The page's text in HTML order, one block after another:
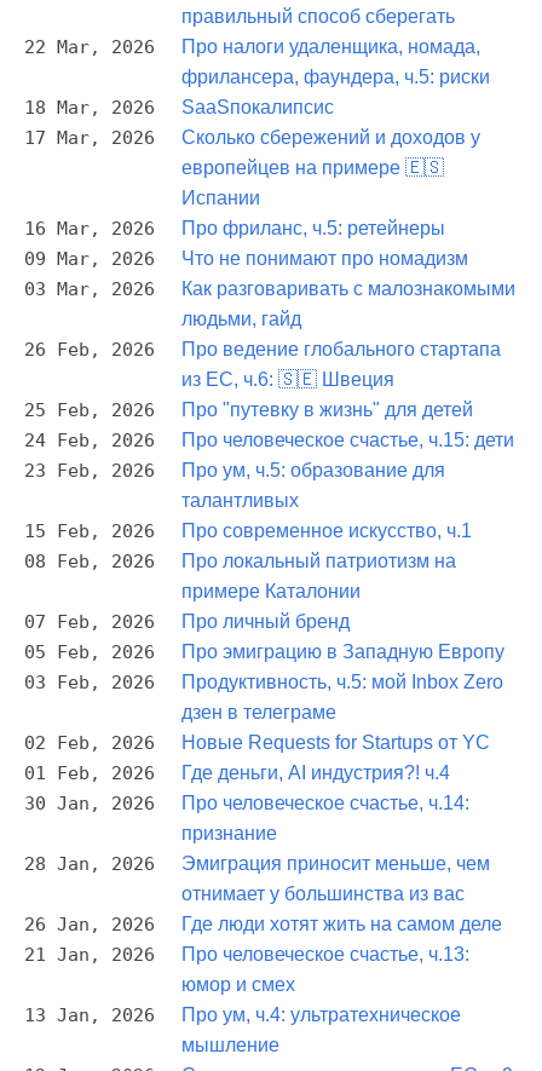
правильный способ сберегать
22 Mar, 2026
Про налоги удаленщика, номада,
фрилансера, фаундера, ч.5: риски
18 Mar, 2026 SaaSпокалипсис
17 Mar, 2026
Сколько сбережений и доходов у
европейцев на примере 🇪🇸
Испании
16 Mar, 2026 Про фриланс, ч.5: ретейнеры
09 Mar, 2026 Что не понимают про номадизм
03 Mar, 2026
Как разговаривать с малознакомыми
людьми, гайд
26 Feb, 2026
Про ведение глобального стартапа
из ЕС, ч.6: 🇸🇪 Швеция
25 Feb, 2026 Про "путевку в жизнь" для детей
24 Feb, 2026 Про человеческое счастье, ч.15: дети
23 Feb, 2026
Про ум, ч.5: образование для
талантливых
15 Feb, 2026 Про современное искусство, ч.1
08 Feb, 2026
Про локальный патриотизм на
примере Каталонии
07 Feb, 2026 Про личный бренд
05 Feb, 2026 Про эмиграцию в Западную Европу
03 Feb, 2026
Продуктивность, ч.5: мой Inbox Zero
дзен в телеграме
02 Feb, 2026 Новые Requests for Startups от YC
01 Feb, 2026 Где деньги, AI индустрия?! ч.4
30 Jan, 2026
Про человеческое счастье, ч.14:
признание
28 Jan, 2026
Эмиграция приносит меньше, чем
отнимает у большинства из вас
26 Jan, 2026 Где люди хотят жить на самом деле
21 Jan, 2026
Про человеческое счастье, ч.13:
юмор и смех
13 Jan, 2026
Про ум, ч.4: ультратехническое
мышление